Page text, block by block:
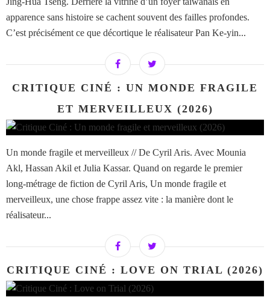
apparence sans histoire se cachent souvent des failles profondes.
C’est précisément ce que décortique le réalisateur Pan Ke-yin...
CRITIQUE CINÉ : UN MONDE FRAGILE
ET MERVEILLEUX (2026)
Un monde fragile et merveilleux // De Cyril Aris. Avec Mounia
Akl, Hassan Akil et Julia Kassar. Quand on regarde le premier
long-métrage de fiction de Cyril Aris, Un monde fragile et
merveilleux, une chose frappe assez vite : la manière dont le
réalisateur...
CRITIQUE CINÉ : LOVE ON TRIAL (2026)